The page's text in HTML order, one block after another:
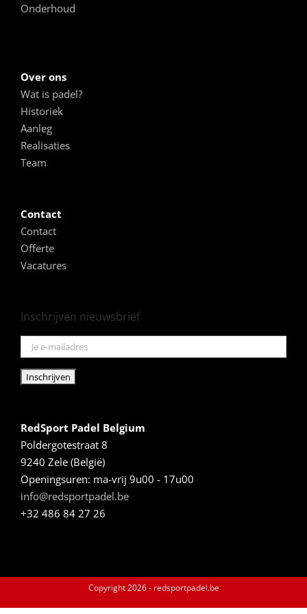
Onderhoud
Over ons
Wat is padel?
Historiek
Aanleg
Realisaties
Team
Contact
Contact
Offerte
Vacatures
Inschrijven nieuwsbrief
RedSport Padel Belgium
Poldergotestraat 8
9240 Zele (België)
Openingsuren: ma-vrij 9u00 - 17u00
info@redsportpadel.be
+32 486 84 27 26
Copyright2026 - redsportpadel.be